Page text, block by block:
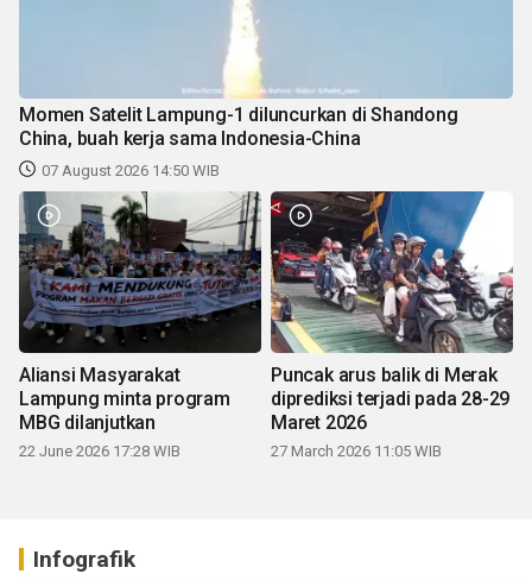
Momen Satelit Lampung-1 diluncurkan di Shandong
China, buah kerja sama Indonesia-China
07 August 2026 14:50 WIB
Aliansi Masyarakat
Lampung minta program
MBG dilanjutkan
22 June 2026 17:28 WIB
Puncak arus balik di Merak
diprediksi terjadi pada 28-29
Maret 2026
27 March 2026 11:05 WIB
Infografik